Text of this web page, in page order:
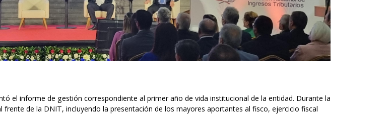
el informe de gestión correspondiente al primer año de vida institucional de la entidad. Durante la
de la DNIT, incluyendo la presentación de los mayores aportantes al fisco, ejercicio fiscal